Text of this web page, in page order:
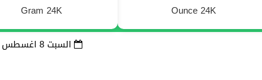
Ounce 24K
Gram 24K
السبت 8 اغسطس 2026